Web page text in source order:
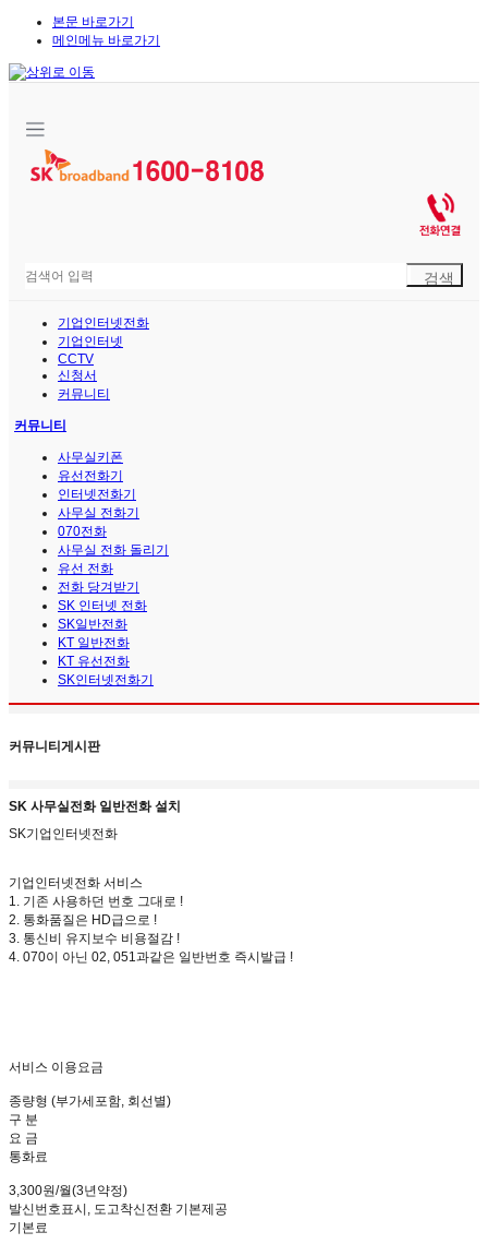
본문 바로가기
메인메뉴 바로가기
기업인터넷전화
기업인터넷
CCTV
신청서
커뮤니티
커뮤니티
사무실키폰
유선전화기
인터넷전화기
사무실 전화기
070전화
사무실 전화 돌리기
유선 전화
전화 당겨받기
SK 인터넷 전화
SK일반전화
KT 일반전화
KT 유선전화
SK인터넷전화기
커뮤니티게시판
SK 사무실전화 일반전화 설치
SK기업인터넷전화
기업인터넷전화 서비스
1. 기존 사용하던 번호 그대로 !
2. 통화품질은 HD급으로 !
3. 통신비 유지보수 비용절감 !
4. 070이 아닌 02, 051과같은 일반번호 즉시발급 !
서비스 이용요금
종량형 (부가세포함, 회선별)
구 분
요 금
통화료
3,300원/월(3년약정)
발신번호표시, 도고착신전환 기본제공
기본료